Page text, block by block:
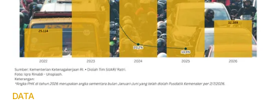
DATA